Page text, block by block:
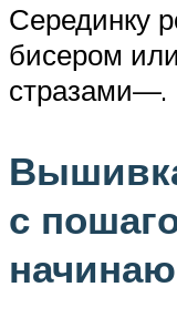
Серединку
бисером
стразами—.
с